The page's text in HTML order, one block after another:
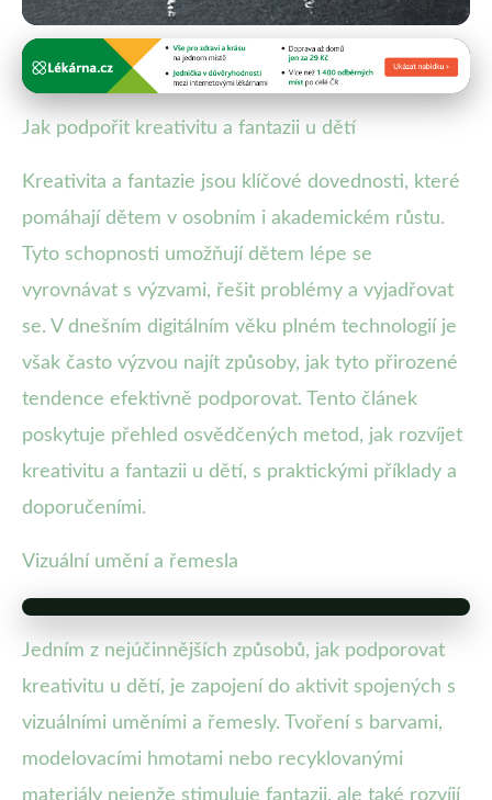
Zdravá strava pro děti
Podněty pro dětskou kreativitu:
Jak podpořit kreativitu a fantazii u dětí
Kreativita a fantazie jsou klíčové dovednosti, které
pomáhají dětem v osobním i akademickém růstu.
Tyto schopnosti umožňují dětem lépe se
vyrovnávat s výzvami, řešit problémy a vyjadřovat
se. V dnešním digitálním věku plném technologií je
však často výzvou najít způsoby, jak tyto přirozené
tendence efektivně podporovat. Tento článek
poskytuje přehled osvědčených metod, jak rozvíjet
kreativitu a fantazii u dětí, s praktickými příklady a
doporučeními.
Vizuální umění a řemesla
Jedním z nejúčinnějších způsobů, jak podporovat
kreativitu u dětí, je zapojení do aktivit spojených s
vizuálními uměními a řemesly. Tvoření s barvami,
modelovacími hmotami nebo recyklovanými
materiály nejenže stimuluje fantazii, ale také rozvíjí